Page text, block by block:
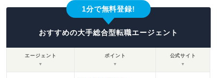
1分で無料登録!
おすすめの大手総合型転職エージェント
エージェント
▼
ポイント
▼
公式サイト
▼